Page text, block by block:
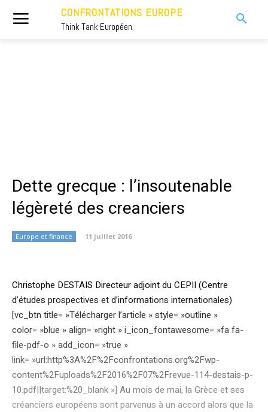
CONFRONTATIONS EUROPE
Think Tank Européen
Dette grecque : l’insoutenable
légèreté des creanciers
Europe et finance 11 juillet 2016
Christophe DESTAIS Directeur adjoint du CEPII (Centre
d’études prospectives et d’informations internationales)
[vc_btn title= »Télécharger l’article » style= »outline »
color= »blue » align= »right » i_icon_fontawesome= »fa fa-
file-pdf-o » add_icon= »true »
link= »url:http%3A%2F%2Fconfrontations.org%2Fwp-
content%2Fuploads%2F2016%2F07%2Frevue-114-destais-p-
10.pdf||target:%20_blank »] Au mois de mai, la Grèce et ses
créanciers européens sont parvenus à un accord alors que la